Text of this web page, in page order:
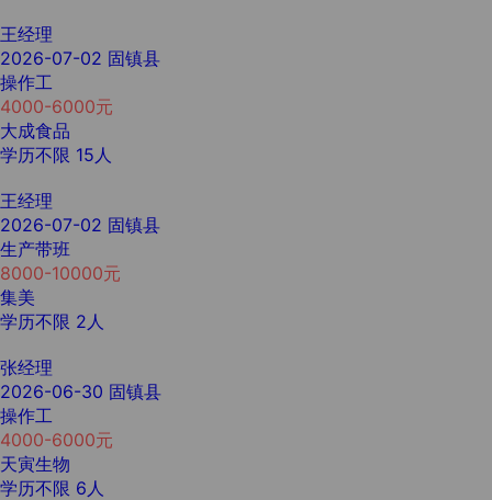
王经理
2026-07-02 固镇县
操作工
4000-6000元
大成食品
学历不限 15人
王经理
2026-07-02 固镇县
生产带班
8000-10000元
集美
学历不限 2人
张经理
2026-06-30 固镇县
操作工
4000-6000元
天寅生物
学历不限 6人